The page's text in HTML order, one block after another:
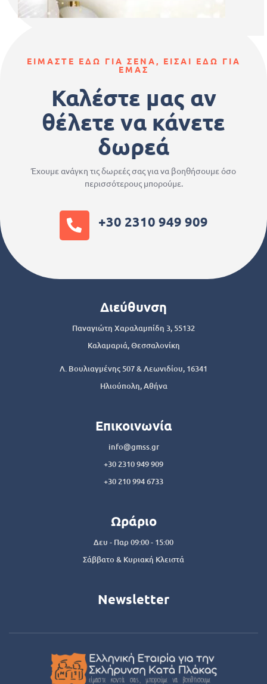
ΕΙΜΑΣΤΕ ΕΔΩ ΓΙΑ ΣΕΝΑ, ΕΙΣΑΙ ΕΔΩ ΓΙΑ
ΕΜΑΣ
Καλέστε μας αν
θέλετε να κάνετε
δωρεά
Έχουμε ανάγκη τις δωρεές σας για να βοηθήσουμε όσο
περισσότερους μπορούμε.
+30 2310 949 909
Διεύθυνση
Παναγιώτη Χαραλαμπίδη 3, 55132
Καλαμαριά, Θεσσαλονίκη
Λ. Βουλιαγμένης 507 & Λεωνιδίου, 16341
Ηλιούπολη, Αθήνα
Επικοινωνία
info@gmss.gr
+30 2310 949 909
+30 210 994 6733
Ωράριο
Δευ - Παρ 09:00 - 15:00
Σάββατο & Κυριακή Κλειστά
Newsletter